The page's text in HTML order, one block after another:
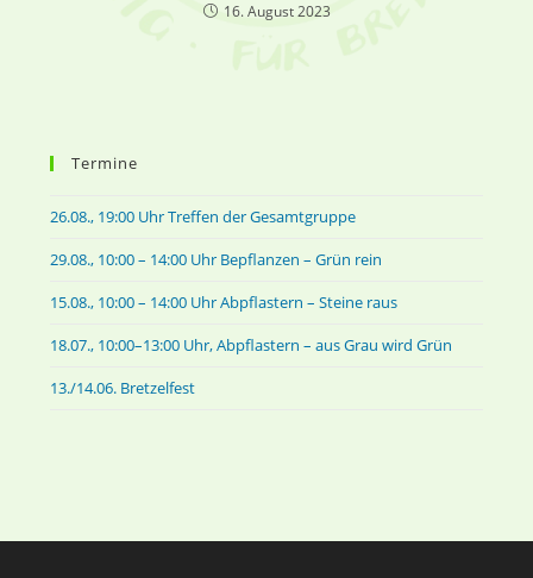
16. August 2023
Termine
26.08., 19:00 Uhr Treffen der Gesamtgruppe
29.08., 10:00 – 14:00 Uhr Bepflanzen – Grün rein
15.08., 10:00 – 14:00 Uhr Abpflastern – Steine raus
18.07., 10:00–13:00 Uhr, Abpflastern – aus Grau wird Grün
13./14.06. Bretzelfest